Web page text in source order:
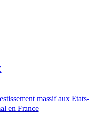
massif aux États-
en France